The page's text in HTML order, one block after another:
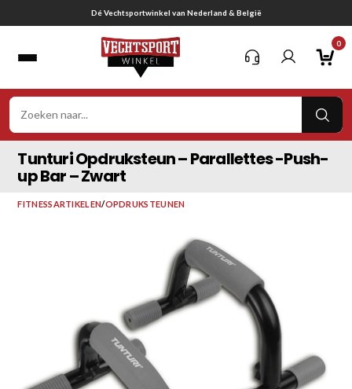
naar
Gratis verzending vanaf € 75,-
0
Tunturi Opdruksteun – Parallettes -Push-
up Bar – Zwart
FITNESSARTIKELEN/OPDRUKSTEUNEN